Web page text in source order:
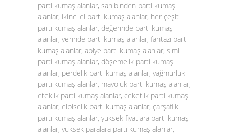
parti kumaş alanlar, sahibinden parti kumaş
alanlar, ikinci el parti kumaş alanlar, her çeşit
parti kumaş alanlar, değerinde parti kumaş
alanlar, yerinde parti kumaş alanlar, fantazi parti
kumaş alanlar, abiye parti kumaş alanlar, simli
parti kumaş alanlar, döşemelik parti kumaş
alanlar, perdelik parti kumaş alanlar, yağmurluk
parti kumaş alanlar, mayoluk parti kumaş alanlar,
eteklik parti kumaş alanlar, ceketlik parti kumaş
alanlar, elbiselik parti kumaş alanlar, çarşaflık
parti kumaş alanlar, yüksek fiyatlara parti kumaş
alanlar, yüksek paralara parti kumaş alanlar,